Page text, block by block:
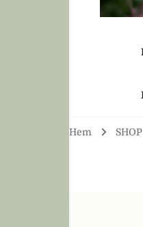
Hem SHOP